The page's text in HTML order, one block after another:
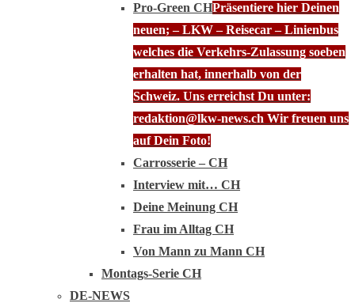
Pro-Green CHPräsentiere hier Deinen
neuen; – LKW – Reisecar – Linienbus
welches die Verkehrs-Zulassung soeben
erhalten hat, innerhalb von der
Schweiz. Uns erreichst Du unter:
redaktion@lkw-news.ch Wir freuen uns
auf Dein Foto!
Carrosserie – CH
Interview mit… CH
Deine Meinung CH
Frau im Alltag CH
Von Mann zu Mann CH
Montags-Serie CH
DE-NEWS